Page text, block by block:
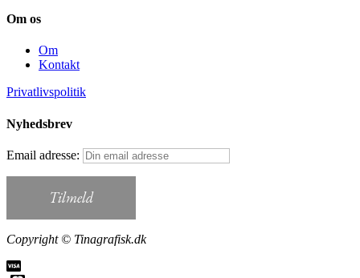
Om os
Om
Kontakt
Privatlivspolitik
Nyhedsbrev
Email adresse:
Copyright © Tinagrafisk.dk